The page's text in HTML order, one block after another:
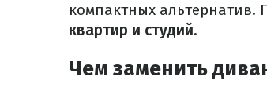
компактных альтернатив.
квартир и студий.
Чем заменить